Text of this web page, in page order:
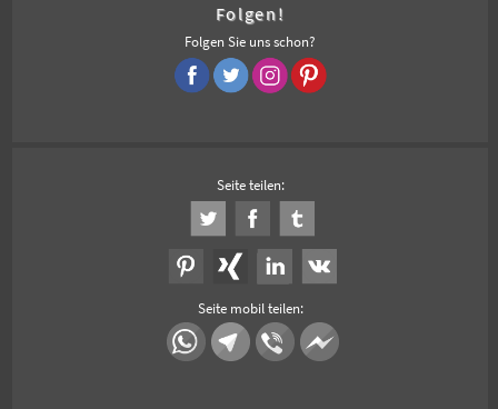
Folgen!
Folgen Sie uns schon?
Seite teilen:
Seite mobil teilen: